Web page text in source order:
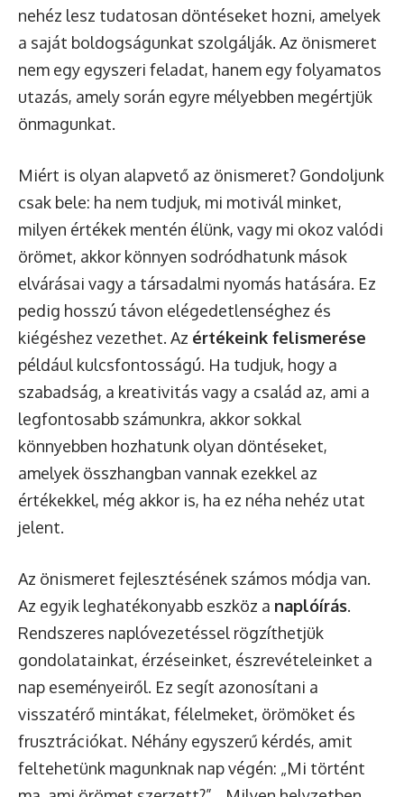
nehéz lesz tudatosan döntéseket hozni, amelyek
a saját boldogságunkat szolgálják. Az önismeret
nem egy egyszeri feladat, hanem egy folyamatos
utazás, amely során egyre mélyebben megértjük
önmagunkat.
Miért is olyan alapvető az önismeret? Gondoljunk
csak bele: ha nem tudjuk, mi motivál minket,
milyen értékek mentén élünk, vagy mi okoz valódi
örömet, akkor könnyen sodródhatunk mások
elvárásai vagy a társadalmi nyomás hatására. Ez
pedig hosszú távon elégedetlenséghez és
kiégéshez vezethet. Az értékeink felismerése
például kulcsfontosságú. Ha tudjuk, hogy a
szabadság, a kreativitás vagy a család az, ami a
legfontosabb számunkra, akkor sokkal
könnyebben hozhatunk olyan döntéseket,
amelyek összhangban vannak ezekkel az
értékekkel, még akkor is, ha ez néha nehéz utat
jelent.
Az önismeret fejlesztésének számos módja van.
Az egyik leghatékonyabb eszköz a naplóírás.
Rendszeres naplóvezetéssel rögzíthetjük
gondolatainkat, érzéseinket, észrevételeinket a
nap eseményeiről. Ez segít azonosítani a
visszatérő mintákat, félelmeket, örömöket és
frusztrációkat. Néhány egyszerű kérdés, amit
feltehetünk magunknak nap végén: „Mi történt